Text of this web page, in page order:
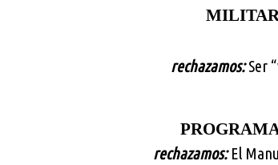
rechazamos: Ser
rechazamos:El